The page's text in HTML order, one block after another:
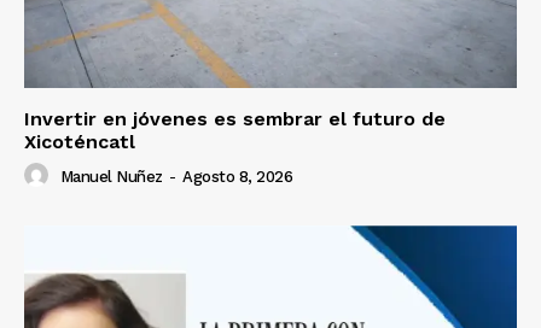
Invertir en jóvenes es sembrar el futuro de
Xicoténcatl
Manuel Nuñez - Agosto 8, 2026